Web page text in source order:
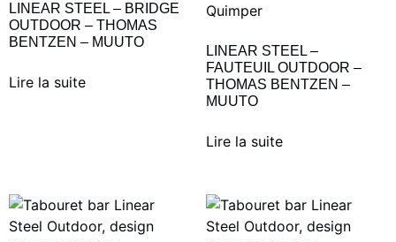
LINEAR STEEL – BRIDGE
OUTDOOR – THOMAS
BENTZEN – MUUTO
Lire la suite
LINEAR STEEL –
FAUTEUIL OUTDOOR –
THOMAS BENTZEN –
MUUTO
Lire la suite